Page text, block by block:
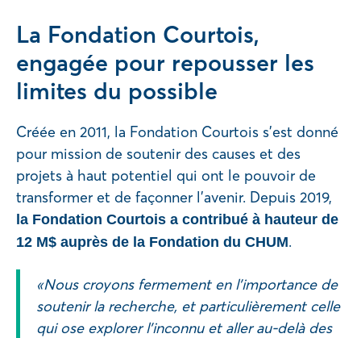
La Fondation Courtois,
engagée pour repousser les
limites du possible
Créée en 2011, la Fondation Courtois s’est donné
pour mission de soutenir des causes et des
projets à haut potentiel qui ont le pouvoir de
transformer et de façonner l’avenir. Depuis 2019,
la Fondation Courtois a contribué à hauteur de
12 M$ auprès de la Fondation du CHUM.
« Nous croyons fermement en l’importance de
soutenir la recherche, et particulièrement celle
qui ose explorer l’inconnu et aller au-delà des